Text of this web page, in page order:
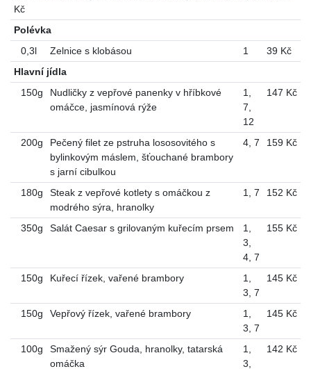
Kč
Polévka
0,3l
Zelnice s klobásou 1
39 Kč
Hlavní jídla
150g
Nudličky z vepřové panenky v hříbkové
omáčce, jasmínová rýže
1,
7,
12
147 Kč
200g
Pečený filet ze pstruha lososovitého s
bylinkovým máslem, šťouchané brambory
s jarní cibulkou
4, 7 159 Kč
180g
Steak z vepřové kotlety s omáčkou z
modrého sýra, hranolky
1, 7 152 Kč
350g Salát Caesar s grilovaným kuřecím prsem 1,
3,
4, 7
155 Kč
150g Kuřecí řízek, vařené brambory 1,
3, 7
145 Kč
150g Vepřový řízek, vařené brambory 1,
3, 7
145 Kč
100g
Smažený sýr Gouda, hranolky, tatarská
omáčka
1,
3,
142 Kč